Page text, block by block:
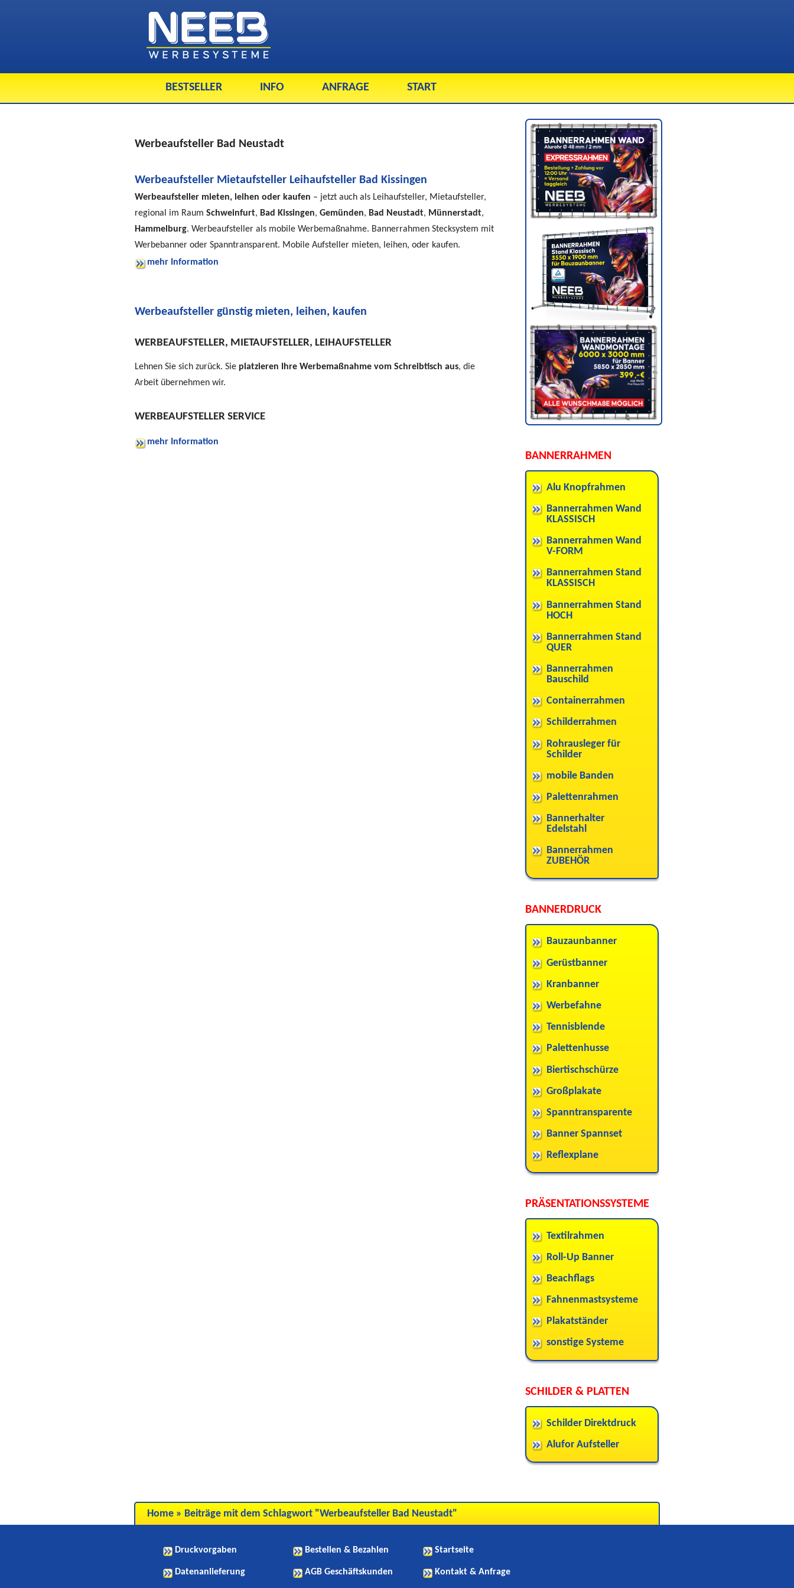
BESTSELLER INFO ANFRAGE START
Werbeaufsteller Bad Neustadt
Werbeaufsteller Mietaufsteller Leihaufsteller Bad Kissingen
Werbeaufsteller mieten, leihen oder kaufen – jetzt auch als Leihaufsteller, Mietaufsteller,
regional im Raum Schweinfurt, Bad Kissingen, Gemünden, Bad Neustadt, Münnerstadt,
Hammelburg. Werbeaufsteller als mobile Werbemaßnahme. Bannerrahmen Stecksystem mit
Werbebanner oder Spanntransparent. Mobile Aufsteller mieten, leihen, oder kaufen.
mehr Information
Werbeaufsteller günstig mieten, leihen, kaufen
WERBEAUFSTELLER, MIETAUFSTELLER, LEIHAUFSTELLER
Lehnen Sie sich zurück. Sie platzieren Ihre Werbemaßnahme vom Schreibtisch aus, die
Arbeit übernehmen wir.
WERBEAUFSTELLER SERVICE
mehr Information
BANNERRAHMEN
Alu Knopfrahmen
Bannerrahmen Wand
KLASSISCH
Bannerrahmen Wand
V-FORM
Bannerrahmen Stand
KLASSISCH
Bannerrahmen Stand
HOCH
Bannerrahmen Stand
QUER
Bannerrahmen
Bauschild
Containerrahmen
Schilderrahmen
Rohrausleger für
Schilder
mobile Banden
Palettenrahmen
Bannerhalter
Edelstahl
Bannerrahmen
ZUBEHÖR
BANNERDRUCK
Bauzaunbanner
Gerüstbanner
Kranbanner
Werbefahne
Tennisblende
Palettenhusse
Biertischschürze
Großplakate
Spanntransparente
Banner Spannset
Reflexplane
PRÄSENTATIONSSYSTEME
Textilrahmen
Roll-Up Banner
Beachflags
Fahnenmastsysteme
Plakatständer
sonstige Systeme
SCHILDER & PLATTEN
Schilder Direktdruck
Alufor Aufsteller
Home » Beiträge mit dem Schlagwort "Werbeaufsteller Bad Neustadt"
Druckvorgaben
Datenanlieferung
Bestellen & Bezahlen
AGB Geschäftskunden
Startseite
Kontakt & Anfrage